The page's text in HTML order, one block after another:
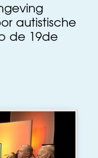
autistische
de 19de